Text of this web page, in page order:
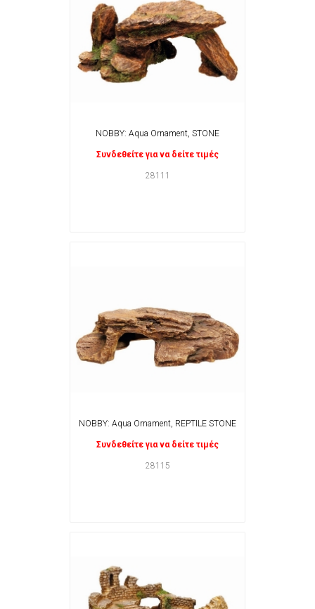
NOBBY: Aqua Ornament, STONE
Συνδεθείτε για να δείτε τιμές
28111
NOBBY: Aqua Ornament, REPTILE STONE
Συνδεθείτε για να δείτε τιμές
28115